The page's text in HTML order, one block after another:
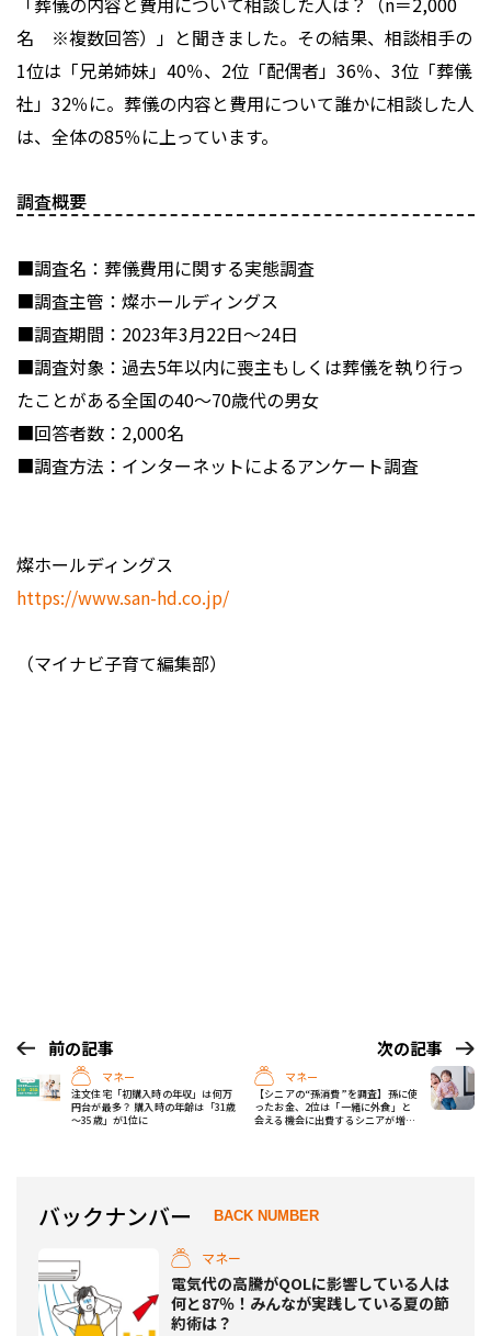
名 ※複数回答）」と聞きました。その結果、相談相手の
1位は「兄弟姉妹」40％、2位「配偶者」36％、3位「葬儀
社」32％に。葬儀の内容と費用について誰かに相談した人
は、全体の85％に上っています。
調査概要
■調査名：葬儀費用に関する実態調査
■調査主管：燦ホールディングス
■調査期間：2023年3月22日～24日
■調査対象：過去5年以内に喪主もしくは葬儀を執り行っ
たことがある全国の40～70歳代の男女
■回答者数：2,000名
■調査方法：インターネットによるアンケート調査
燦ホールディングス
https://www.san-hd.co.jp/
（マイナビ子育て編集部）
前の記事
マネー
注文住宅「初購入時の年収」は何万
円台が最多？ 購入時の年齢は「31歳
～35歳」が1位に
次の記事
マネー
【シニアの“孫消費”を調査】孫に使
ったお金、2位は「一緒に外食」と
会える機会に出費するシニアが増え
バックナンバー BACK NUMBER
マネー
電気代の高騰がQOLに影響している人は
何と87％！みんなが実践している夏の節
約術は？